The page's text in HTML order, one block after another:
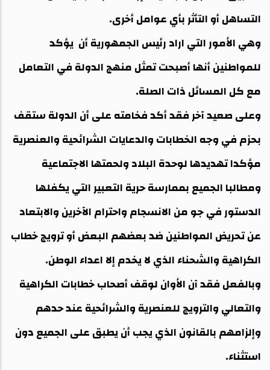
التساهل أو التأثر بأي عوامل أخرى.
وهي الأمور التي اراد رئيس الجمهورية أن يؤكد
للمواطنين أنها أصبحت تمثل منهج الدولة في التعامل
مع كل المسائل ذات الصلة.
وعلى صعيد آخر فقد أكد فخامته على أن الدولة ستقف
بحزم في وجه الخطابات والدعايات الشرائحية والعنصرية
مؤكدا تهديدها لوحدة البلاد ولحمتها الاجتماعية
ومطالبا الجميع بممارسة حرية التعبير التي يكفلها
الدستور في جو من الانسجام واحترام الآخرين والابتعاد
عن تحريض المواطنين ضد بعضهم البعض أو ترويج خطاب
الكراهية والشحناء الذي لا يخدم إلا اعداء الوطن.
وبالفعل فقد آن الأوان لوقف أصحاب خطابات الكراهية
والتعالي والترويج للعنصرية والشرائحية عند حدهم
وإلزامهم بالقانون الذي يجب أن يطبق على الجميع دون
استثناء.